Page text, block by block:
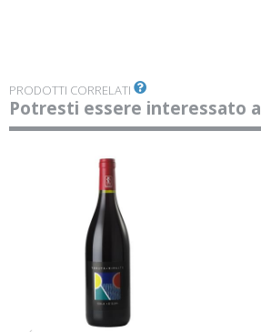
PRODOTTI CORRELATI
Potresti essere interessato a